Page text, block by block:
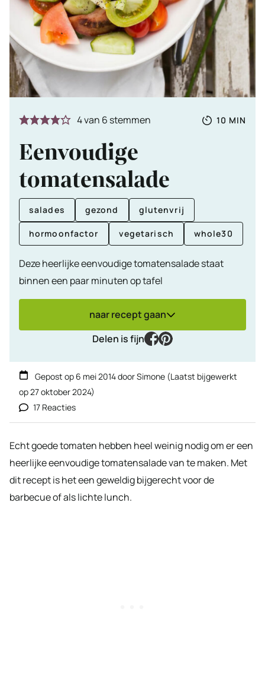
4van 6 stemmen
Totale
10 MIN
Eenvoudige
tomatensalade
salades gezond glutenvrij
hormoonfactor vegetarisch whole30
Deze heerlijke eenvoudige tomatensalade staat
binnen een paar minuten op tafel
naar recept gaan
Delen is fijn
facebook
pinterest
Gepost op 6 mei 2014doorSimone (Laatst bijgewerkt
op27 oktober 2024)
17 Reacties
Echt goede tomaten hebben heel weinig nodig om er een
heerlijke eenvoudige tomatensalade van te maken. Met
dit recept is het een geweldig bijgerecht voor de
barbecue of als lichte lunch.